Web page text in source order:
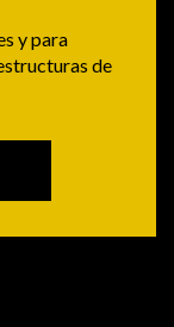
y para
de